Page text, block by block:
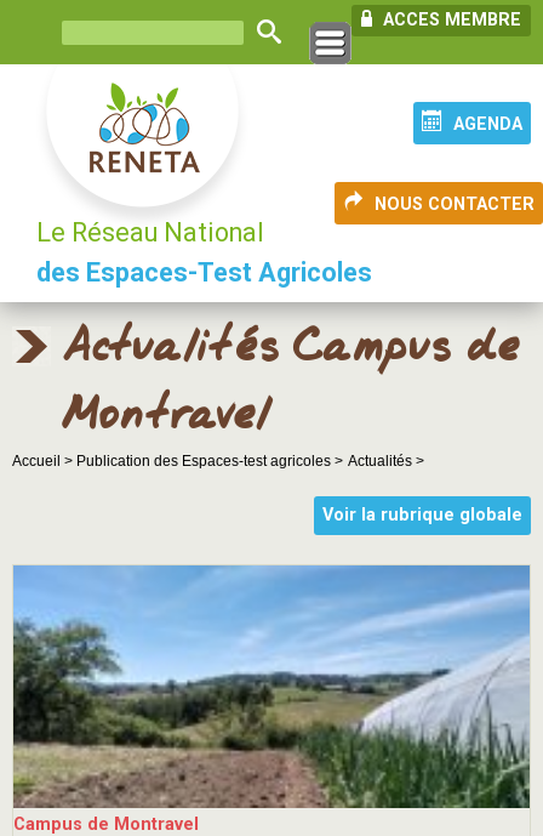
ACCES MEMBRE
AGENDA
NOUS CONTACTER
Le Réseau National
des Espaces-Test Agricoles
Actualités Campus de
Montravel
Accueil > Publication des Espaces-test agricoles > Actualités >
Voir la rubrique globale
Campus de Montravel